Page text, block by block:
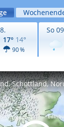
17° 14°
90 %
So
Schottland,